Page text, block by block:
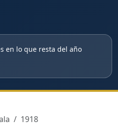
en lo que resta del año
1918